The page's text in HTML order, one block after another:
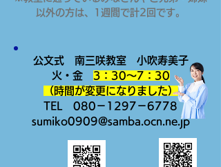
以外の方は、1週間で計2回です。
公文式 南三咲教室 小吹寿美子
火・金 3：30～7：30
​​（時間が変更になりました）
TEL 080－1297－6778
sumiko0909@samba.ocn.ne.jp